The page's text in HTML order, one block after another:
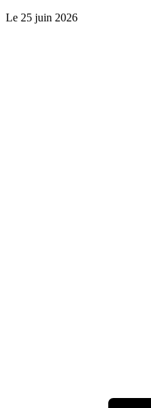
Le 25 juin 2026